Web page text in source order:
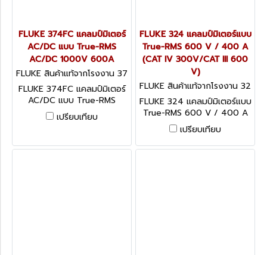
FLUKE 374FC แคลมป์มิเตอร์
AC/DC แบบ True-RMS
AC/DC 1000V 600A
FLUKE สินค้าแท้จากโรงงาน 37
4FC
FLUKE 374FC แคลมป์มิเตอร์
AC/DC แบบ True-RMS
AC/DC 1000V 600A
เปรียบเทียบ
FLUKE 324 แคลมป์มิเตอร์แบบ
True-RMS 600 V / 400 A
(CAT IV 300V/CAT III 600
V)
FLUKE สินค้าแท้จากโรงงาน 32
4
FLUKE 324 แคลมป์มิเตอร์แบบ
True-RMS 600 V / 400 A
(CAT IV 300V/CAT III 600
V)
เปรียบเทียบ